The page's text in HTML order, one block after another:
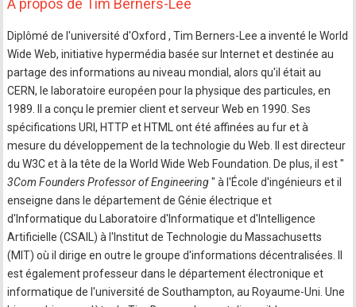
À propos de Tim Berners-Lee
Diplômé de l'université d'Oxford , Tim Berners-Lee a inventé le World
Wide Web, initiative hypermédia basée sur Internet et destinée au
partage des informations au niveau mondial, alors qu'il était au
CERN, le laboratoire européen pour la physique des particules, en
1989. Il a conçu le premier client et serveur Web en 1990. Ses
spécifications URI, HTTP et HTML ont été affinées au fur et à
mesure du développement de la technologie du Web. Il est directeur
du W3C et à la tête de la World Wide Web Foundation. De plus, il est "
3Com Founders Professor of Engineering" à l'École d'ingénieurs et il
enseigne dans le département de Génie électrique et
d'Informatique du Laboratoire d'Informatique et d'Intelligence
Artificielle (CSAIL) à l'Institut de Technologie du Massachusetts
(MIT) où il dirige en outre le groupe d'informations décentralisées. Il
est également professeur dans le département électronique et
informatique de l'université de Southampton, au Royaume-Uni. Une